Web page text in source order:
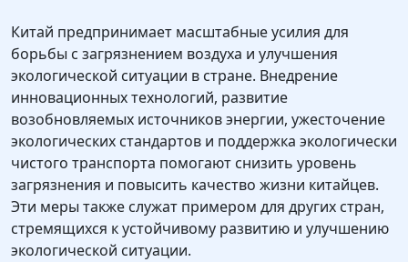
Китай предпринимает масштабные усилия для
борьбы с загрязнением воздуха и улучшения
экологической ситуации в стране. Внедрение
инновационных технологий, развитие
возобновляемых источников энергии, ужесточение
экологических стандартов и поддержка экологически
чистого транспорта помогают снизить уровень
загрязнения и повысить качество жизни китайцев.
Эти меры также служат примером для других стран,
стремящихся к устойчивому развитию и улучшению
экологической ситуации.